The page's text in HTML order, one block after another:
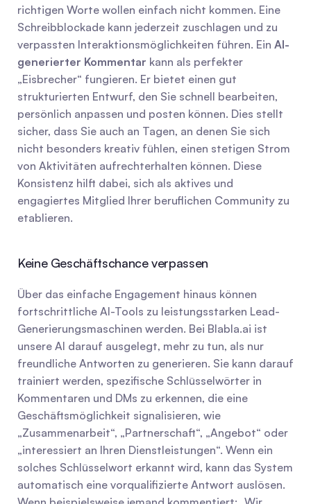
richtigen Worte wollen einfach nicht kommen. Eine
Schreibblockade kann jederzeit zuschlagen und zu
verpassten Interaktionsmöglichkeiten führen. Ein AI-
generierter Kommentar kann als perfekter
„Eisbrecher“ fungieren. Er bietet einen gut
strukturierten Entwurf, den Sie schnell bearbeiten,
persönlich anpassen und posten können. Dies stellt
sicher, dass Sie auch an Tagen, an denen Sie sich
nicht besonders kreativ fühlen, einen stetigen Strom
von Aktivitäten aufrechterhalten können. Diese
Konsistenz hilft dabei, sich als aktives und
engagiertes Mitglied Ihrer beruflichen Community zu
etablieren.
Keine Geschäftschance verpassen
Über das einfache Engagement hinaus können
fortschrittliche AI-Tools zu leistungsstarken Lead-
Generierungsmaschinen werden. Bei Blabla.ai ist
unsere AI darauf ausgelegt, mehr zu tun, als nur
freundliche Antworten zu generieren. Sie kann darauf
trainiert werden, spezifische Schlüsselwörter in
Kommentaren und DMs zu erkennen, die eine
Geschäftsmöglichkeit signalisieren, wie
„Zusammenarbeit“, „Partnerschaft“, „Angebot“ oder
„interessiert an Ihren Dienstleistungen“. Wenn ein
solches Schlüsselwort erkannt wird, kann das System
automatisch eine vorqualifizierte Antwort auslösen.